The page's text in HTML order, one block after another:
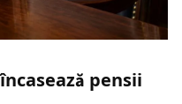
pensii